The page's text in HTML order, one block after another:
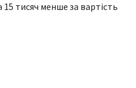
тисяч менше за вартість